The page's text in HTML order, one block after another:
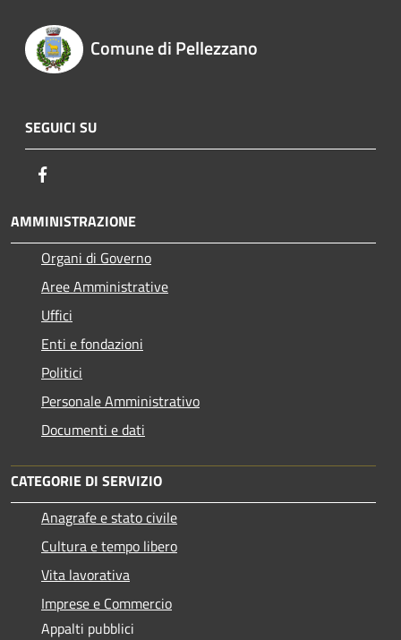
Comune di Pellezzano
SEGUICI SU
AMMINISTRAZIONE
Organi di Governo
Aree Amministrative
Uffici
Enti e fondazioni
Politici
Personale Amministrativo
Documenti e dati
CATEGORIE DI SERVIZIO
Anagrafe e stato civile
Cultura e tempo libero
Vita lavorativa
Imprese e Commercio
Appalti pubblici